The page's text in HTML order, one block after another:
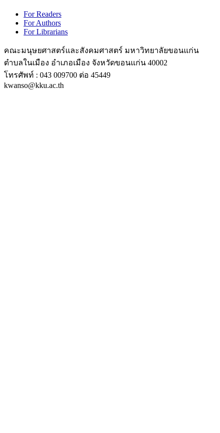
For Readers
For Authors
For Librarians
คณะมนุษยศาสตร์และสังคมศาสตร์ มหาวิทยาลัยขอนแก่น
ตำบลในเมือง อำเภอเมือง จังหวัดขอนแก่น 40002
โทรศัพท์ : 043 009700 ต่อ 45449
kwanso@kku.ac.th